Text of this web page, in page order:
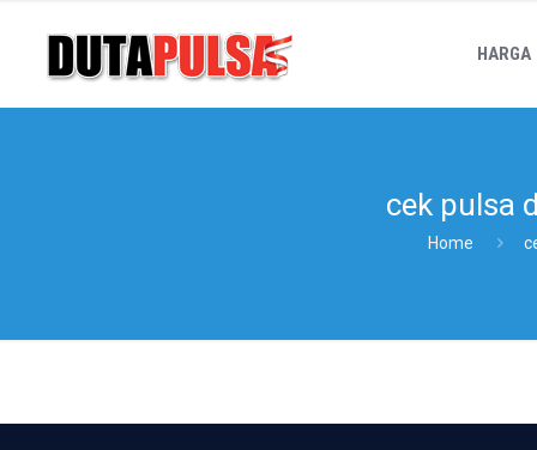
HARGA
cek pulsa
Home